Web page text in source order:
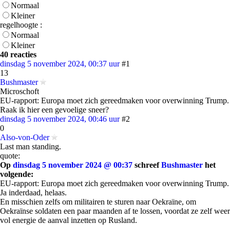
Normaal
Kleiner
regelhoogte :
Normaal
Kleiner
40 reacties
dinsdag 5 november 2024, 00:37 uur #1
13
Bushmaster
Microschoft
EU-rapport: Europa moet zich gereedmaken voor overwinning Trump.
Raak ik hier een gevoelige sneer?
dinsdag 5 november 2024, 00:46 uur #2
0
Also-von-Oder
Last man standing.
quote:
Op dinsdag 5 november 2024 @ 00:37 schreefBushmaster het
volgende:
EU-rapport: Europa moet zich gereedmaken voor overwinning Trump.
Ja inderdaad, helaas.
En misschien zelfs om militairen te sturen naar Oekraïne, om
Oekraïnse soldaten een paar maanden af te lossen, voordat ze zelf weer
vol energie de aanval inzetten op Rusland.